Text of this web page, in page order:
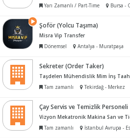
Yarı Zamanlı / Part-Time
Bursa -
Şoför (Yolcu Taşıma)
Misra Vip Transfer
Dönemsel
Antalya - Muratpaşa
Sekreter (Order Taker)
Tam zamanlı
Tekirdağ - Merkez
Çay Servis ve Temizlik Personeli
Vizyon Mekatronik Makina San ve
Tam zamanlı
İstanbul Avrupa -